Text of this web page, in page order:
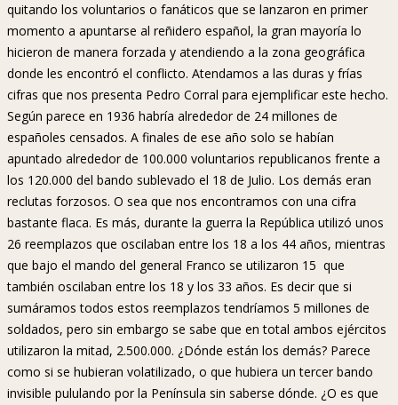
quitando los voluntarios o fanáticos que se lanzaron en primer
momento a apuntarse al reñidero español, la gran mayoría lo
hicieron de manera forzada y atendiendo a la zona geográfica
donde les encontró el conflicto. Atendamos a las duras y frías
cifras que nos presenta Pedro Corral para ejemplificar este hecho.
Según parece en 1936 habría alrededor de 24 millones de
españoles censados. A finales de ese año solo se habían
apuntado alrededor de 100.000 voluntarios republicanos frente a
los 120.000 del bando sublevado el 18 de Julio. Los demás eran
reclutas forzosos. O sea que nos encontramos con una cifra
bastante flaca. Es más, durante la guerra la República utilizó unos
26 reemplazos que oscilaban entre los 18 a los 44 años, mientras
que bajo el mando del general Franco se utilizaron 15 que
también oscilaban entre los 18 y los 33 años. Es decir que si
sumáramos todos estos reemplazos tendríamos 5 millones de
soldados, pero sin embargo se sabe que en total ambos ejércitos
utilizaron la mitad, 2.500.000. ¿Dónde están los demás? Parece
como si se hubieran volatilizado, o que hubiera un tercer bando
invisible pululando por la Península sin saberse dónde. ¿O es que